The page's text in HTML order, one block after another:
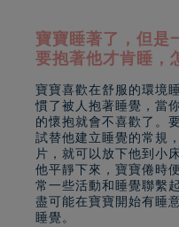
寶寶睡著了，但是
要抱著他才肯睡，
寶寶喜歡在舒服的環境
慣了被人抱著睡覺，當
的懷抱就會不喜歡了。
試替他建立睡覺的常規
片，就可以放下他到小
他平靜下來，寶寶倦時
常一些活動和睡覺聯繫
盡可能在寶寶開始有睡
睡覺。